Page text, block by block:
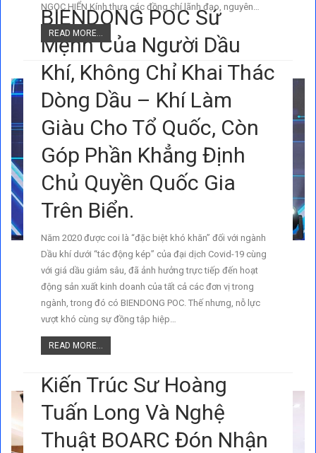
NGỌC HIỂN Kính thưa các đồng chí lãnh đạo, nguyên…
READ MORE...
BIENDONG POC Sứ
Mệnh Của Người Dầu
Khí, Không Chỉ Khai Thác
Dòng Dầu – Khí Làm
Giàu Cho Tổ Quốc, Còn
Góp Phần Khẳng Định
Chủ Quyền Quốc Gia
Trên Biển.
Năm 2020 được coi là “đặc biệt khó khăn” đối với ngành
Dầu khí dưới “tác động kép” của đại dịch Covid-19 cùng
với giá dầu giảm sâu, đã ảnh hưởng trực tiếp đến hoạt
động sản xuất kinh doanh của tất cả các đơn vị trong
ngành, trong đó có BIENDONG POC. Thế nhưng, nỗ lực
vượt khó cùng sự đồng tập hiệp…
READ MORE...
Kiến Trúc Sư Hoàng
Tuấn Long Và Nghệ
Thuật BOARC Đón Nhận